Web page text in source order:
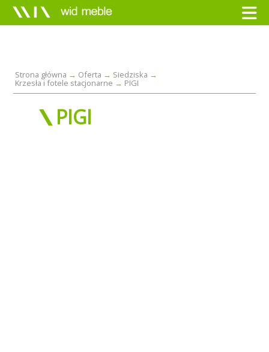
Strona główna Oferta Siedziska
Krzesła i fotele stacjonarne PIGI
PIGI